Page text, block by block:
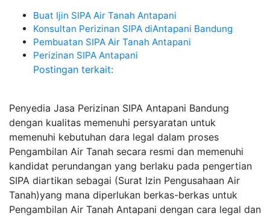
Buat Ijin SIPA Air Tanah Antapani
Konsultan Perizinan SIPA diAntapani Bandung
Pembuatan SIPA Air Tanah Antapani
Perizinan SIPA Antapani
Postingan terkait:
Penyedia Jasa Perizinan SIPA Antapani Bandung
dengan kualitas memenuhi persyaratan untuk
memenuhi kebutuhan dara legal dalam proses
Pengambilan Air Tanah secara resmi dan memenuhi
kandidat perundangan yang berlaku pada pengertian
SIPA diartikan sebagai (Surat Izin Pengusahaan Air
Tanah)yang mana diperlukan berkas-berkas untuk
Pengambilan Air Tanah Antapani dengan cara legal dan